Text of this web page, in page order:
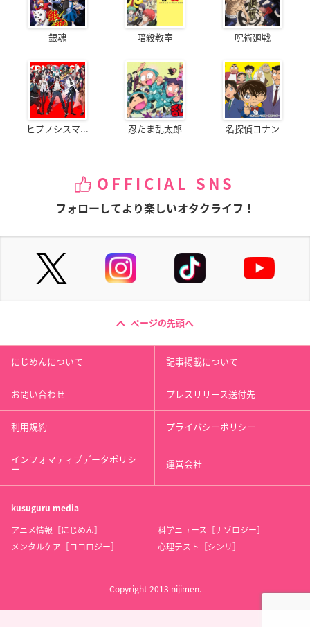
銀魂 暗殺教室 呪術廻戦
ヒプノシスマ... 忍たま乱太郎 名探偵コナン
OFFICIAL SNS
フォローしてより楽しいオタクライフ！
ページの先頭へ
にじめんについて 記事掲載について
お問い合わせ プレスリリース送付先
利用規約 プライバシーポリシー
インフォマティブデータポリシ
ー 運営会社
kusuguru media
アニメ情報［にじめん］
科学ニュース［ナゾロジー］
メンタルケア［ココロジー］
心理テスト［シンリ］
Copyright 2013 nijimen.